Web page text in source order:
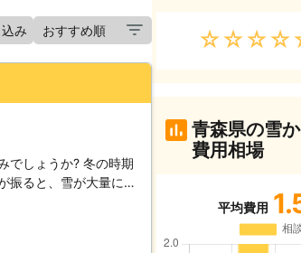
み
でしょうか? 冬の時期
振ると、雪が大量に積
ら出られないようなト
雪が積もると、積もっ
招く可能性もあり、
青森県の雪
費用相場
平均費用